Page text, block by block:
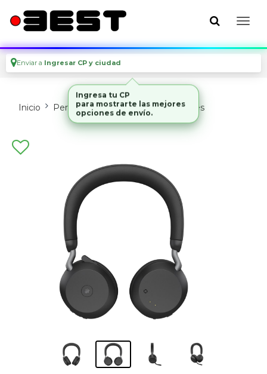
Enviar a Ingresar CP y ciudad
Inicio Perifericos Parlantes Y Auriculares